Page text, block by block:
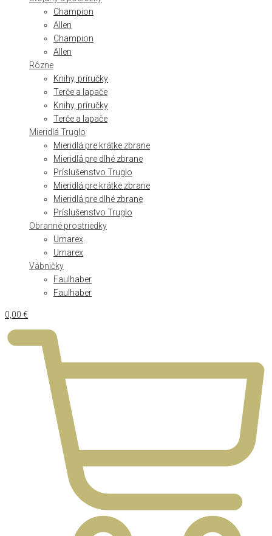
Champion
Allen
Champion
Allen
Rôzne
Knihy, príručky
Terče a lapače
Knihy, príručky
Terče a lapače
Mieridlá Truglo
Mieridlá pre krátke zbrane
Mieridlá pre dlhé zbrane
Príslušenstvo Truglo
Mieridlá pre krátke zbrane
Mieridlá pre dlhé zbrane
Príslušenstvo Truglo
Obranné prostriedky
Umarex
Umarex
Vábničky
Faulhaber
Faulhaber
0,00 €